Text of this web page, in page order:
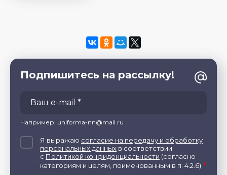
Подпишитесь на рассылку!
Например: uniforma-nn@mail.ru
Я выражаю согласие на передачу и обработку
персональных данных в соответствии
с Политикой конфиденциальности (согласно
категориям и целям, поименованным в п. 4.2.6) *